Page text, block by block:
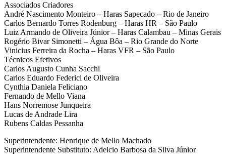
Associados Criadores
André Nascimento Monteiro – Haras Sapecado – Rio de Janeiro
Carlos Bernardo Torres Rodenburg – Haras HR – São Paulo
Luiz Armando de Oliveira Júnior – Haras Calambau – Minas Gerais
Rogério Bivar Simonetti – Água Bôa – Rio Grande do Norte
Vinicius Ferreira da Rocha – Haras VFR – São Paulo
Técnicos Efetivos
Carlos Augusto Cunha Sacchi
Carlos Eduardo Federici de Oliveira
Cynthia Daniela Feliciano
Fernando de Mello Viana
Hans Norremose Junqueira
Lucas de Andrade Lira
Rubens Caldas Pessanha
Superintendente: Henrique de Mello Machado
Superintendente Substituto: Adelcio Barbosa da Silva Júnior